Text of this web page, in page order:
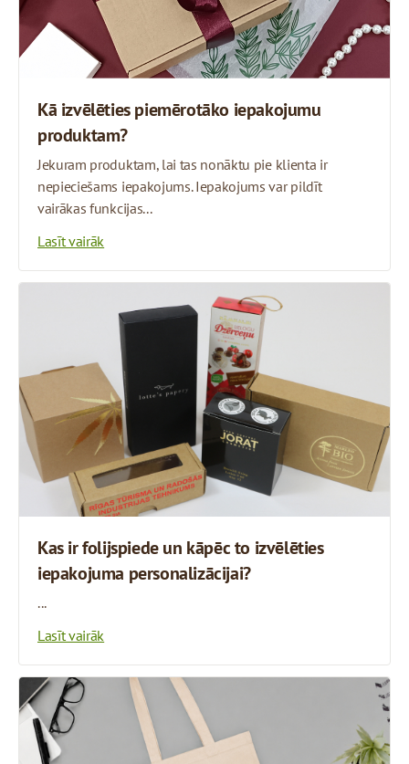
Kā izvēlēties piemērotāko iepakojumu
produktam?
Jekuram produktam, lai tas nonāktu pie klienta ir
nepieciešams iepakojums. Iepakojums var pildīt
vairākas funkcijas...
Lasīt vairāk
Kas ir folijspiede un kāpēc to izvēlēties
iepakojuma personalizācijai?
...
Lasīt vairāk